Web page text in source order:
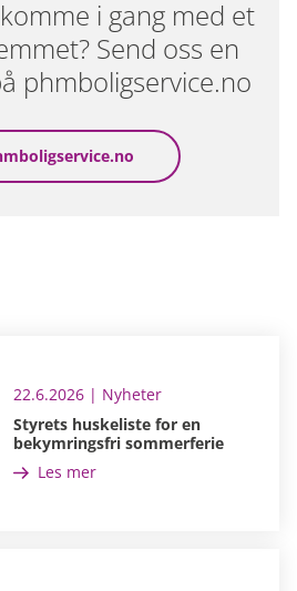
i gang med et
Send oss en
phmboligservice.no
22.6.2026 | Nyheter
Styrets huskeliste for en
bekymringsfri sommerferie
Les mer